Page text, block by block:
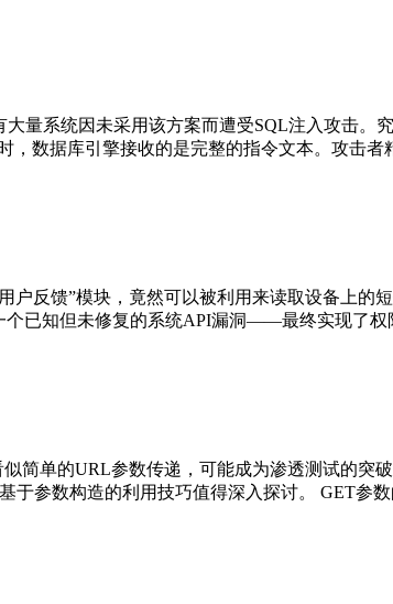
量系统因未采用该方案而遭受SQL注入攻击。
数据库引擎接收的是完整的指令文本。攻击
反馈”模块，竟然可以被利用来读取设备上的
已知但未修复的系统API漏洞——最终实现了权
简单的URL参数传递，可能成为渗透测试的突
参数构造的利用技巧值得深入探讨。 GET参